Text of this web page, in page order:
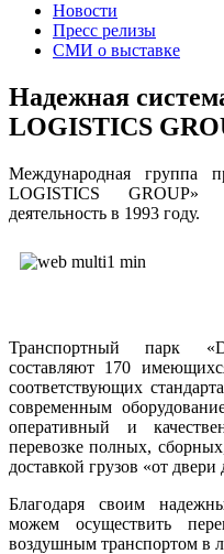
Новости
Пресс релизы
СМИ о выставке
Надежная
LOGISTICS
Международная группа
LOGISTICS GROUP»
деятельность в 1993 году.
Транспортный парк
составляют 170
соответствующих
современным
оперативный и
перевозке полных,
доставкой грузов «от двери
Благодаря своим
можем осуществить
воздушным транспортом в